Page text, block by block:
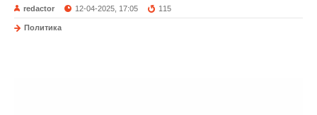
redactor 12-04-2025, 17:05 115
Политика